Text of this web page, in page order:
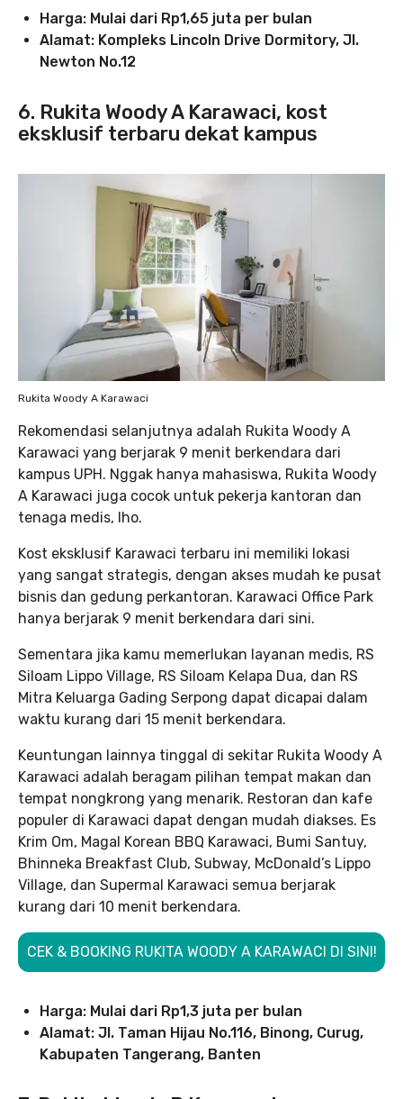
Harga: Mulai dari Rp1,65 juta per bulan
Alamat: Kompleks Lincoln Drive Dormitory, Jl.
Newton No.12
6. Rukita Woody A Karawaci, kost
eksklusif terbaru dekat kampus
Rukita Woody A Karawaci
Rekomendasi selanjutnya adalah Rukita Woody A
Karawaci yang berjarak 9 menit berkendara dari
kampus UPH. Nggak hanya mahasiswa, Rukita Woody
A Karawaci juga cocok untuk pekerja kantoran dan
tenaga medis, lho.
Kost eksklusif Karawaci terbaru ini memiliki lokasi
yang sangat strategis, dengan akses mudah ke pusat
bisnis dan gedung perkantoran. Karawaci Office Park
hanya berjarak 9 menit berkendara dari sini.
Sementara jika kamu memerlukan layanan medis, RS
Siloam Lippo Village, RS Siloam Kelapa Dua, dan RS
Mitra Keluarga Gading Serpong dapat dicapai dalam
waktu kurang dari 15 menit berkendara.
Keuntungan lainnya tinggal di sekitar Rukita Woody A
Karawaci adalah beragam pilihan tempat makan dan
tempat nongkrong yang menarik. Restoran dan kafe
populer di Karawaci dapat dengan mudah diakses. Es
Krim Om, Magal Korean BBQ Karawaci, Bumi Santuy,
Bhinneka Breakfast Club, Subway, McDonald’s Lippo
Village, dan Supermal Karawaci semua berjarak
kurang dari 10 menit berkendara.
CEK & BOOKING RUKITA WOODY A KARAWACI DI SINI!
Harga: Mulai dari Rp1,3 juta per bulan
Alamat: Jl. Taman Hijau No.116, Binong, Curug,
Kabupaten Tangerang, Banten